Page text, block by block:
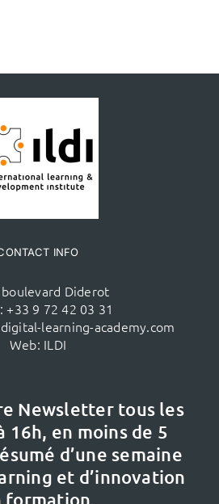
INFO
Diderot
+33 9 72 42 03 31
learning-academy.com
Web: ILDI
Newsletter tous les
16h, en moins de 5
d’une semaine
et d’innovation
formation.